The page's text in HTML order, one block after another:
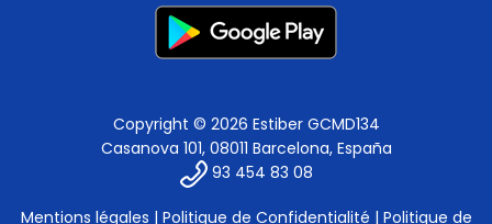
Copyright © 2026 Estiber GCMD134
Casanova 101, 08011 Barcelona, España
93 454 83 08
Mentions légales | Politique de Confidentialité | Politique de